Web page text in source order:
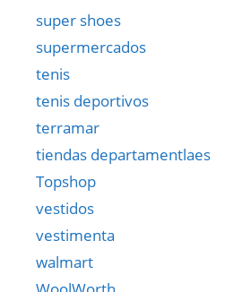
super shoes
supermercados
tenis
tenis deportivos
terramar
tiendas departamentlaes
Topshop
vestidos
vestimenta
walmart